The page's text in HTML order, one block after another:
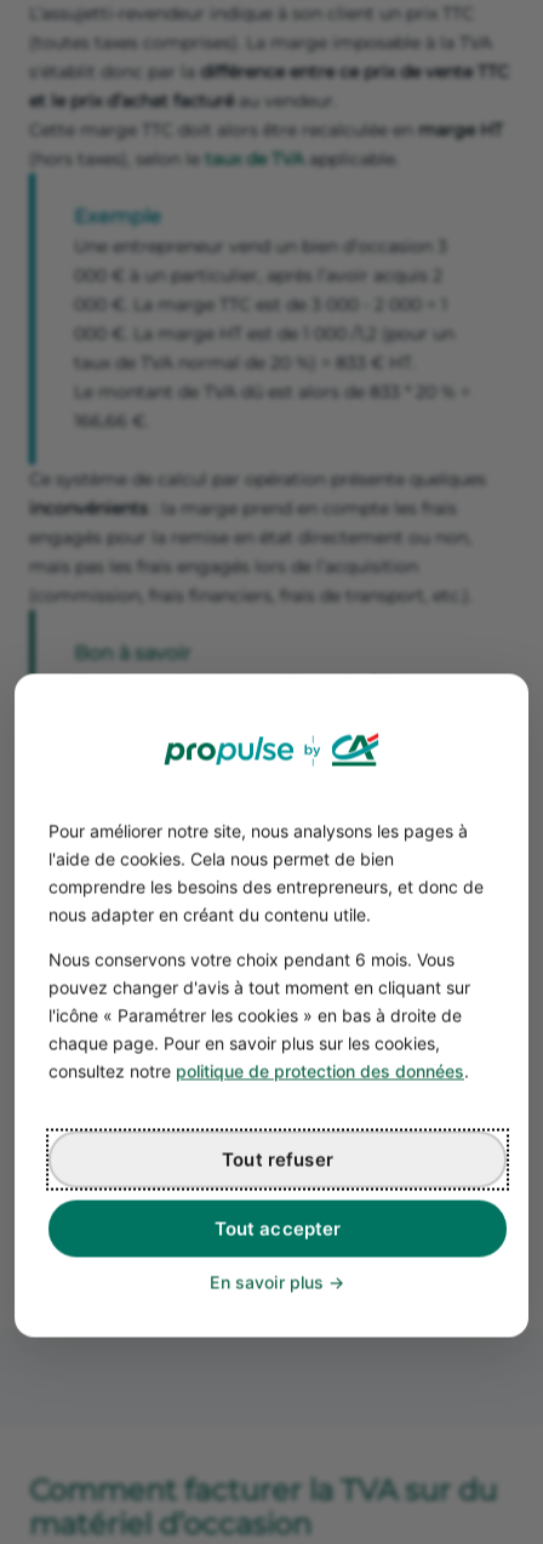
Pour améliorer notre site, nous analysons les pages à
l'aide de cookies. Cela nous permet de bien
comprendre les besoins des entrepreneurs, et donc de
nous adapter en créant du contenu utile.
Nous conservons votre choix pendant 6 mois. Vous
pouvez changer d'avis à tout moment en cliquant sur
l'icône « Paramétrer les cookies » en bas à droite de
chaque page. Pour en savoir plus sur les cookies,
consultez notre politique de protection des données.
Tout accepter
Tout refuser
En savoir plus
L’assujetti-revendeur indique à son client un prix TTC
(toutes taxes comprises). La marge imposable à la TVA
s'établit donc par la différence entre ce prix de vente TTC
et le prix d’achat facturé au vendeur.
Cette marge TTC doit alors être recalculée en marge HT
(hors taxes), selon le taux de TVA applicable.
Exemple
Une entrepreneur vend un bien d’occasion 3
000 € à un particulier, après l’avoir acquis 2
000 €. La marge TTC est de 3 000 - 2 000 = 1
000 €. La marge HT est de 1 000 /1,2 (pour un
taux de TVA normal de 20 %) = 833 € HT.
Le montant de TVA dû est alors de 833 * 20 % =
166,66 €.
Ce système de calcul par opération présente quelques
inconvénients : la marge prend en compte les frais
engagés pour la remise en état directement ou non,
mais pas les frais engagés lors de l’acquisition
(commission, frais financiers, frais de transport, etc.).
Bon à savoir
pour distinguer le matériel d’occasion des
autres biens. D’autres acquièrent des biens
pièces détachées. Dans ces deux cas, la base
d’imposition à la TVA est alors constituée par la
moitié du prix de cession.
Calcul global de la marge pour la TVA
C’est le système de la globalisation dans lequel
l’assujetti-revendeur prend en compte pour une période
donnée la marge globale constituée entre le montant
en HT pour se voir appliquer le taux de TVA adéquat.
Bien évidemment, la
car on
ne peut calculer une TVA sur une marge négative. Une
régularisation annuelle permet de tenir compte de la
variation des stocks.
Comment facturer la TVA sur du
matériel d’occasion